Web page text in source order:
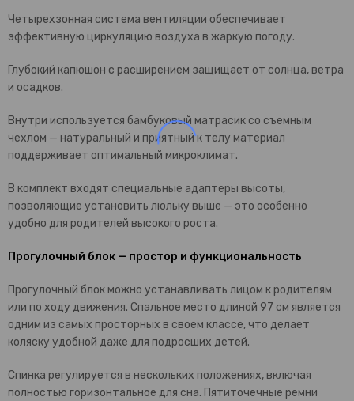
Четырехзонная система вентиляции обеспечивает
эффективную циркуляцию воздуха в жаркую погоду.
Глубокий капюшон с расширением защищает от солнца, ветра
и осадков.
Внутри используется бамбуковый матрасик со съемным
чехлом — натуральный и приятный к телу материал
поддерживает оптимальный микроклимат.
В комплект входят специальные адаптеры высоты,
позволяющие установить люльку выше — это особенно
удобно для родителей высокого роста.
Прогулочный блок — простор и функциональность
Прогулочный блок можно устанавливать лицом к родителям
или по ходу движения. Спальное место длиной 97 см является
одним из самых просторных в своем классе, что делает
коляску удобной даже для подросших детей.
Спинка регулируется в нескольких положениях, включая
полностью горизонтальное для сна. Пятиточечные ремни